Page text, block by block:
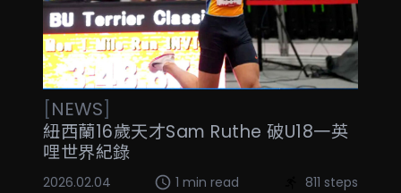
[NEWS]
紐西蘭16歲天才Sam Ruthe 破U18一英
哩世界紀錄
2026.02.04 1 min read 811 steps